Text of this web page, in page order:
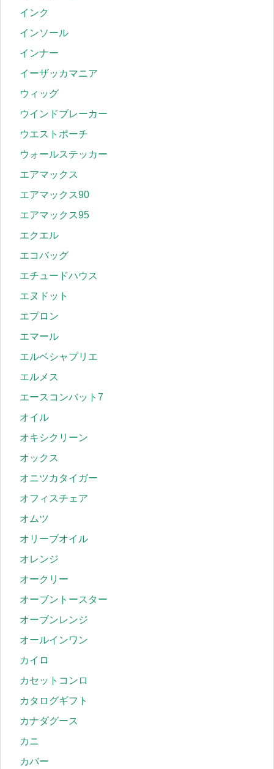
インク
インソール
インナー
イーザッカマニア
ウィッグ
ウインドブレーカー
ウエストポーチ
ウォールステッカー
エアマックス
エアマックス90
エアマックス95
エクエル
エコバッグ
エチュードハウス
エヌドット
エプロン
エマール
エルベシャプリエ
エルメス
エースコンバット7
オイル
オキシクリーン
オックス
オニツカタイガー
オフィスチェア
オムツ
オリーブオイル
オレンジ
オークリー
オーブントースター
オーブンレンジ
オールインワン
カイロ
カセットコンロ
カタログギフト
カナダグース
カニ
カバー